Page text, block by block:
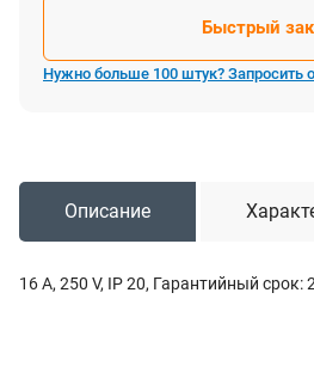
Быстрый
Нужно больше 100 штук? Запросить
Описание
16 A, 250 V, IP 20, Гарантийный срок: